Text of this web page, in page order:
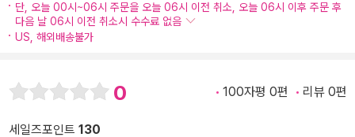
단, 오늘 00시~06시 주문을 오늘 06시 이전 취소, 오늘 06시 이후 주문 후
다음 날 06시 이전 취소시 수수료 없음
US, 해외배송불가
0 100자평 0편 리뷰 0편
세일즈포인트 130